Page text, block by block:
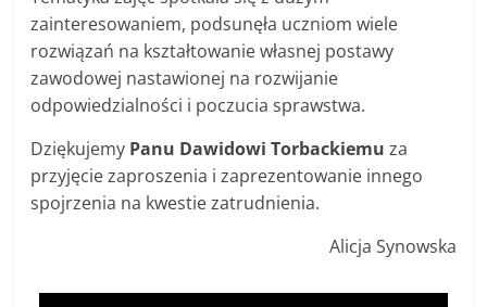
zainteresowaniem, podsunęła uczniom wiele
rozwiązań na kształtowanie własnej postawy
zawodowej nastawionej na rozwijanie
odpowiedzialności i poczucia sprawstwa.
Dziękujemy Panu Dawidowi Torbackiemu za
przyjęcie zaproszenia i zaprezentowanie innego
spojrzenia na kwestie zatrudnienia.
Alicja Synowska